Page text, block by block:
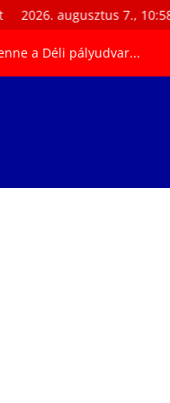
augusztus 7., 10:58:20
a Déli pályudvar...